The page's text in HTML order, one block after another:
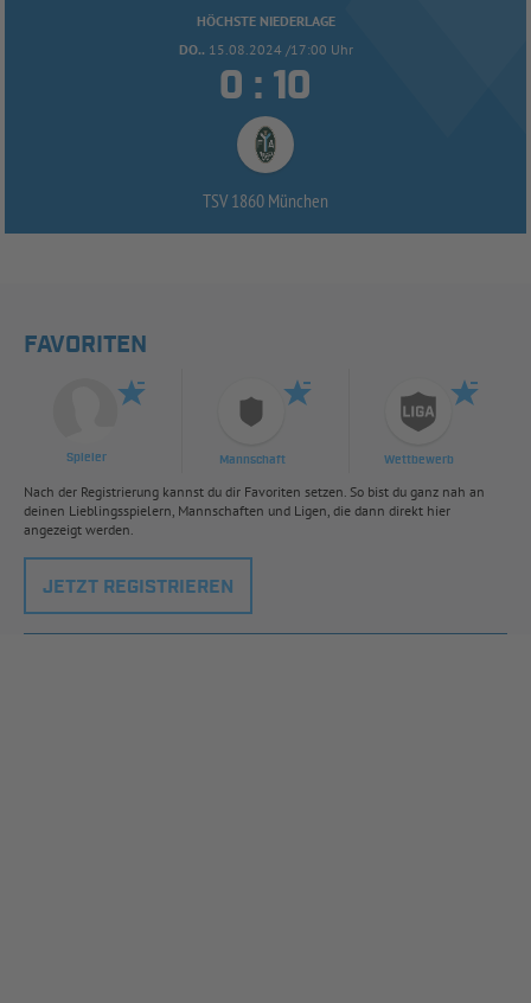
HÖCHSTE NIEDERLAGE
DO.. 15.08.2024 /17:00 Uhr
 : 
TSV 1860 München
FAVORITEN
Spieler Mannschaft Wettbewerb
Nach der Registrierung kannst du dir Favoriten setzen. So bist du ganz nah an
deinen Lieblingsspielern, Mannschaften und Ligen, die dann direkt hier
angezeigt werden.
JETZT REGISTRIEREN